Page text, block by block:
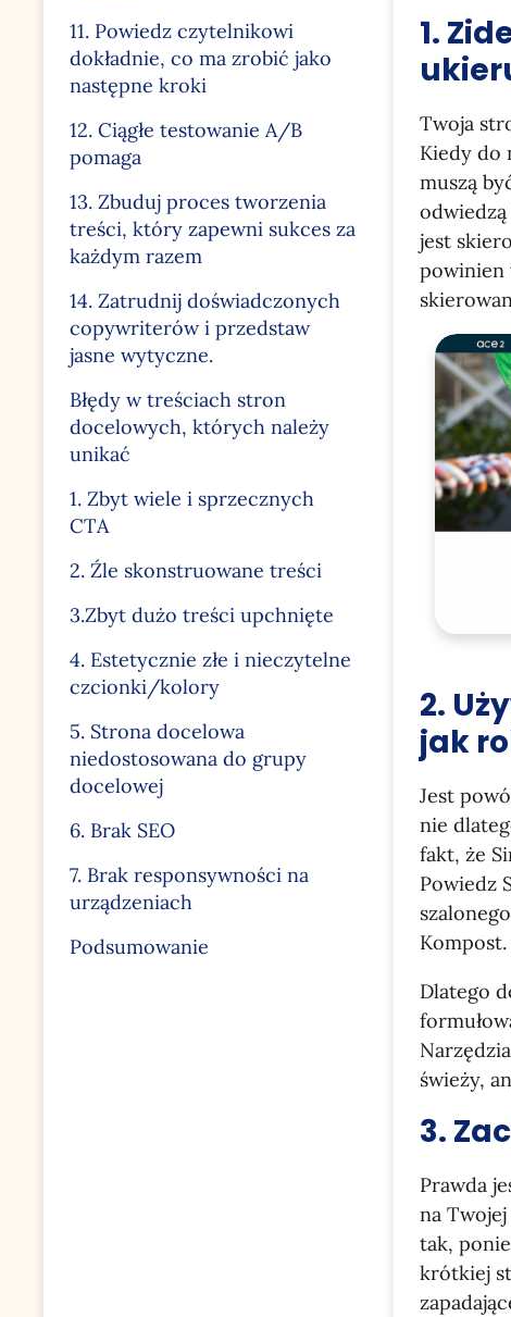
11. Powiedz czytelnikowi
dokładnie, co ma zrobić jako
następne kroki
12. Ciągłe testowanie A/B
pomaga
13. Zbuduj proces tworzenia
treści, który zapewni sukces za
każdym razem
14. Zatrudnij doświadczonych
copywriterów i przedstaw
jasne wytyczne.
Błędy w treściach stron
docelowych, których należy
unikać
1. Zbyt wiele i sprzecznych
CTA
2. Źle skonstruowane treści
3.Zbyt dużo treści upchnięte
4. Estetycznie złe i nieczytelne
czcionki/kolory
5. Strona docelowa
niedostosowana do grupy
docelowej
6. Brak SEO
7. Brak responsywności na
urządzeniach
Podsumowanie
1.
Twoja
Kiedy do
muszą
jest
powinien
2.
jak
Jest
nie
fakt, że
Powiedz
Kompost.
Dlatego
świeży,
3.
Prawda
na
tak,
krótkiej